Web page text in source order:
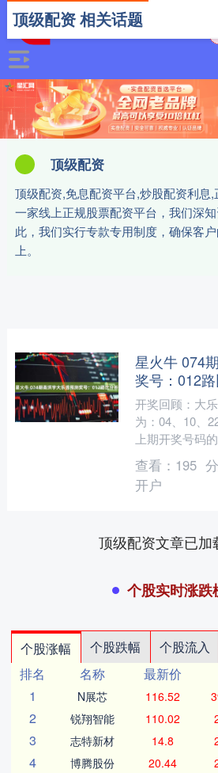
顶级配资
顶级配资,免息配资平台,炒股配资利息
一家线上正规股票配资平台，我们深
此，我们实行专款专用制度，确保客
上。
顶级配资 相关话题
星火牛 074
奖号：012
开奖回顾：大
为：04、10、
上期开奖号码
2:3，012路比
查看： 195
开户
顶级配资文章已加
个股实时涨跌
个股涨幅 个股跌幅 个股流入
排名
名称 最新价
1
N展芯 116.52
2 锐翔智能 110.02
3 志特新材 14.8
4 博腾股份 20.44